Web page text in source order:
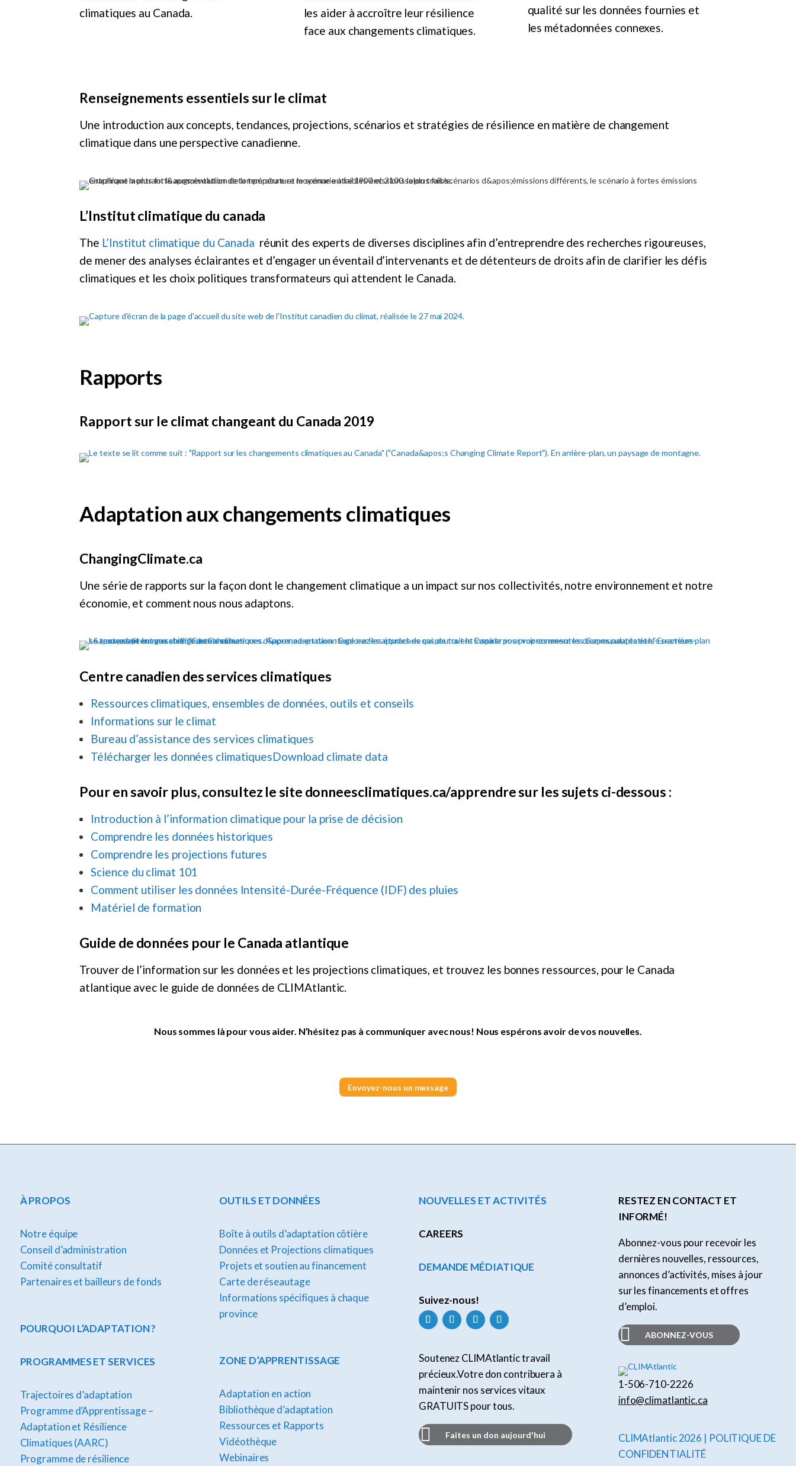
climatiques au Canada.
les aider à accroître leur résilience
face aux changements climatiques.
qualité sur les données fournies et
les métadonnées connexes.
Renseignements essentiels sur le climat
Une introduction aux concepts, tendances, projections, scénarios et stratégies de résilience en matière de changement
climatique dans une perspective canadienne.
L’Institut climatique du canada
The L’Institut climatique du Canada réunit des experts de diverses disciplines afin d’entreprendre des recherches rigoureuses,
de mener des analyses éclairantes et d’engager un éventail d’intervenants et de détenteurs de droits afin de clarifier les défis
climatiques et les choix politiques transformateurs qui attendent le Canada.
Rapports
Rapport sur le climat changeant du Canada 2019
Adaptation aux changements climatiques
ChangingClimate.ca
Une série de rapports sur la façon dont le changement climatique a un impact sur nos collectivités, notre environnement et notre
économie, et comment nous nous adaptons.
Centre canadien des services climatiques
Ressources climatiques, ensembles de données, outils et conseils
Informations sur le climat
Bureau d’assistance des services climatiques
Télécharger les données climatiquesDownload climate data
Pour en savoir plus, consultez le site donneesclimatiques.ca/apprendresur les sujets ci-dessous :
Introduction à l’information climatique pour la prise de décision
Comprendre les données historiques
Comprendre les projections futures
Science du climat 101
Comment utiliser les données Intensité-Durée-Fréquence (IDF) des pluies
Matériel de formation
Guide de données pour le Canada atlantique
Trouver de l’information sur les données et les projections climatiques, et trouvez les bonnes ressources, pour le Canada
atlantique avec le guide de données de CLIMAtlantic.
Nous sommes là pour vous aider. N’hésitez pas à communiquer avec nous! Nous espérons avoir de vos nouvelles.
Envoyez-nous un message
À PROPOS
Notre équipe
Conseil d’administration
Comité consultatif
Partenaires et bailleurs de fonds
POURQUOI L’ADAPTATION ?
PROGRAMMES ET SERVICES
Trajectoires d’adaptation
Programme d’Apprentissage –
Adaptation et Résilience
Climatiques (AARC)
Programme de résilience
OUTILS ET DONNÉES
Boîte à outils d’adaptation côtière
Données et Projections climatiques
Projets et soutien au financement
Carte de réseautage
Informations spécifiques à chaque
province
ZONE D’APPRENTISSAGE
Adaptation en action
Bibliothèque d’adaptation
Ressources et Rapports
Vidéothèque
Webinaires
NOUVELLES ET ACTIVITÉS
CAREERS
DEMANDE MÉDIATIQUE
Suivez-nous!
Soutenez CLIMAtlantic travail
précieux.Votre don contribuera à
maintenir nos services vitaux
GRATUITS pour tous.
Faites un don aujourd'hui
RESTEZ EN CONTACT ET
INFORMÉ!
Abonnez-vous pour recevoir les
dernières nouvelles, ressources,
annonces d’activités, mises à jour
sur les financements et offres
d’emploi.
ABONNEZ-VOUS
1-506-710-2226
info@climatlantic.ca
CLIMAtlantic 2026 | POLITIQUE DE
CONFIDENTIALITÉ